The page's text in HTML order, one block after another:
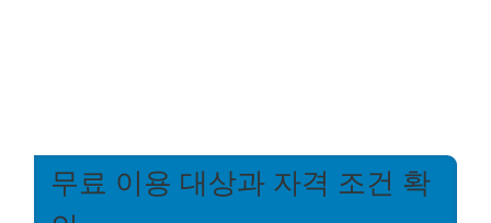
무료 이용 대상과 자격 조건 확